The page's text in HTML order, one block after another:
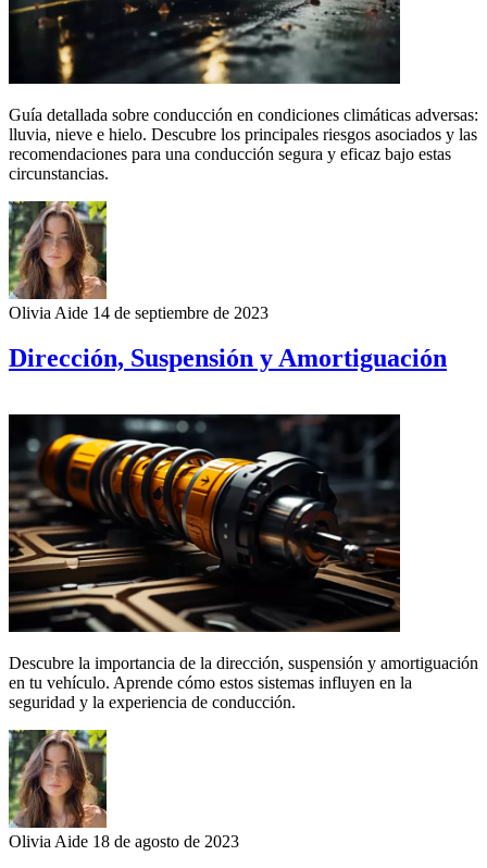
Guía detallada sobre conducción en condiciones climáticas adversas:
lluvia, nieve e hielo. Descubre los principales riesgos asociados y las
recomendaciones para una conducción segura y eficaz bajo estas
circunstancias.
Olivia Aide 14 de septiembre de 2023
Dirección, Suspensión y Amortiguación
Descubre la importancia de la dirección, suspensión y amortiguación
en tu vehículo. Aprende cómo estos sistemas influyen en la
seguridad y la experiencia de conducción.
Olivia Aide 18 de agosto de 2023